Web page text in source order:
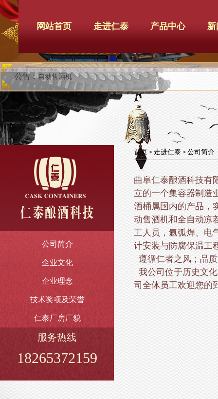
网站首页 走进仁泰 产品中心 新
公告：自动售酒机
公司简介
企业文化
企业理念
技术奖项及荣誉
仁泰厂房厂貌
服务热线
18265372159
首页 > 走进仁泰 > 公司简介
曲阜仁泰酿酒科技有
立的一个集容器制造
酒桶属国内的产品，
动售酒机和全自动凉
工人员，氩弧焊、电
计安装与防腐保温工
遵循仁者之风；品
我公司位于历史文
司全体员工欢迎您的